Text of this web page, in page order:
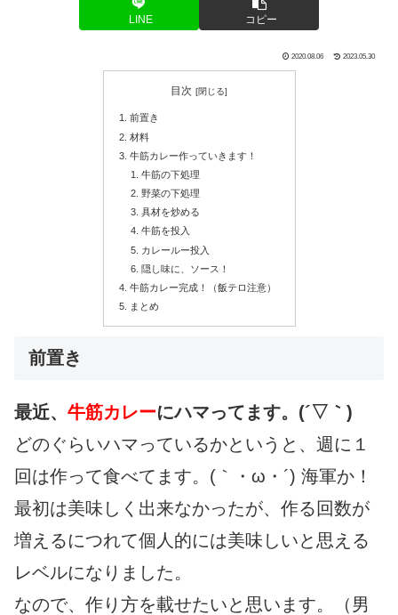
LINE コピー
2020.08.06 2023.05.30
目次
前置き
材料
牛筋カレー作っていきます！
牛筋の下処理
野菜の下処理
具材を炒める
牛筋を投入
カレールー投入
隠し味に、ソース！
牛筋カレー完成！（飯テロ注意）
まとめ
前置き
最近、 牛筋カレーにハマってます。(´▽｀)
どのぐらいハマっているかというと、週に１
回は作って食べてます。(｀・ω・´) 海軍か！
最初は美味しく出来なかったが、作る回数が
増えるにつれて個人的には美味しいと思える
レベルになりました。
なので、作り方を載せたいと思います。（男